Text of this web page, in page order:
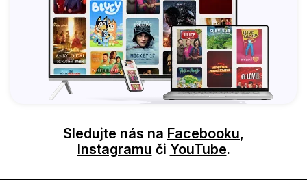
Sledujte nás na Facebooku,
Instagramu či YouTube.